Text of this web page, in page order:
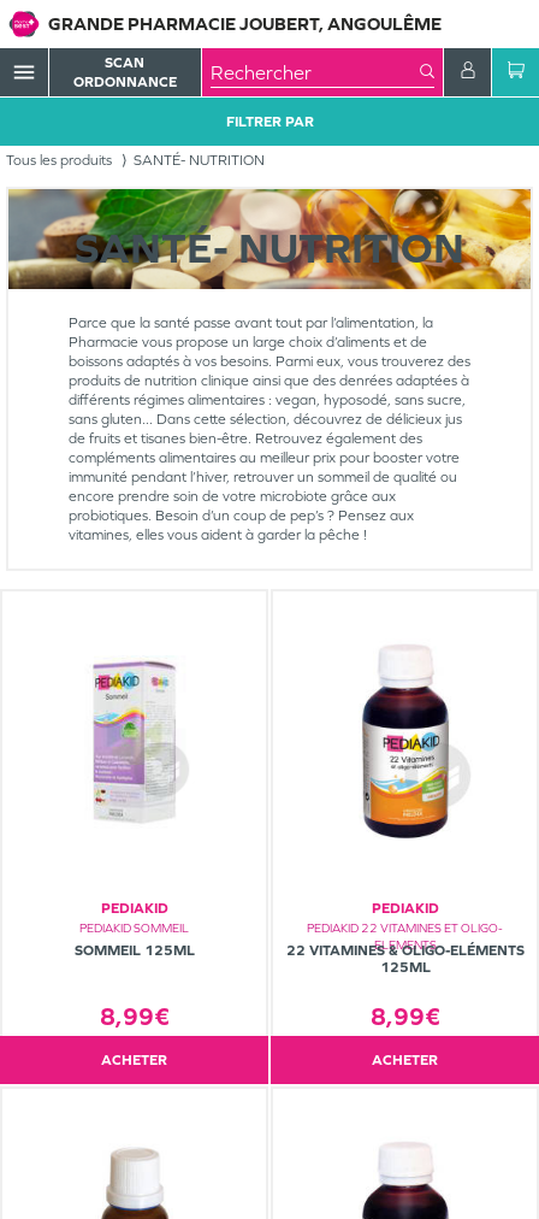
GRANDE PHARMACIE JOUBERT, ANGOULÊME
menu
SCAN
ORDONNANCE
Tous les produits SANTÉ- NUTRITION
FILTRER PAR
SANTÉ- NUTRITION
Parce que la santé passe avant tout par l’alimentation, la
Pharmacie vous propose un large choix d’aliments et de
boissons adaptés à vos besoins. Parmi eux, vous trouverez des
produits de nutrition clinique ainsi que des denrées adaptées à
différents régimes alimentaires : vegan, hyposodé, sans sucre,
sans gluten... Dans cette sélection, découvrez de délicieux jus
de fruits et tisanes bien-être. Retrouvez également des
compléments alimentaires au meilleur prix pour booster votre
immunité pendant l’hiver, retrouver un sommeil de qualité ou
encore prendre soin de votre microbiote grâce aux
probiotiques. Besoin d’un coup de pep’s ? Pensez aux
vitamines, elles vous aident à garder la pêche !
PEDIAKID
PEDIAKID SOMMEIL
SOMMEIL 125ML
8,99€
ACHETER
PEDIAKID
PEDIAKID 22 VITAMINES ET OLIGO-
ELEMENTS
22 VITAMINES & OLIGO-ELÉMENTS
125ML
8,99€
ACHETER